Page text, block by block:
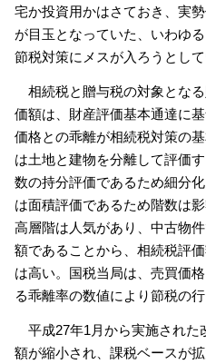
宅か投資用かはさておき、実
が目玉となっていた、いわゆ
節税対策にメスが入ろうとして
相続税と贈与税の対象とな
価額は、財産評価基本通達に
価格との乖離が相続税対策の
は土地と建物を分離して評価
数の持分評価であるため細分
は面積評価であるため階数は
高層階は人気があり、中古物
額であることから、相続税評
は高い。国税当局は、売買価
る乖離率の数値により節税の
平成27年1月から実施された
額が縮小され、課税ベースが